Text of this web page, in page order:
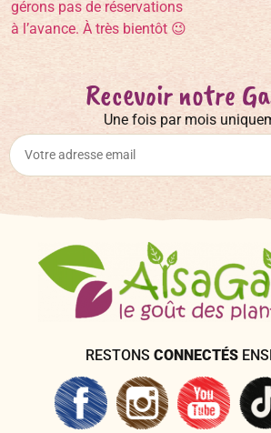
Recevoir notre
Une fois par mois
RESTONS CONNECTÉS